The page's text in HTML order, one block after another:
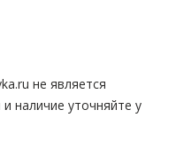
не является
наличие уточняйте у